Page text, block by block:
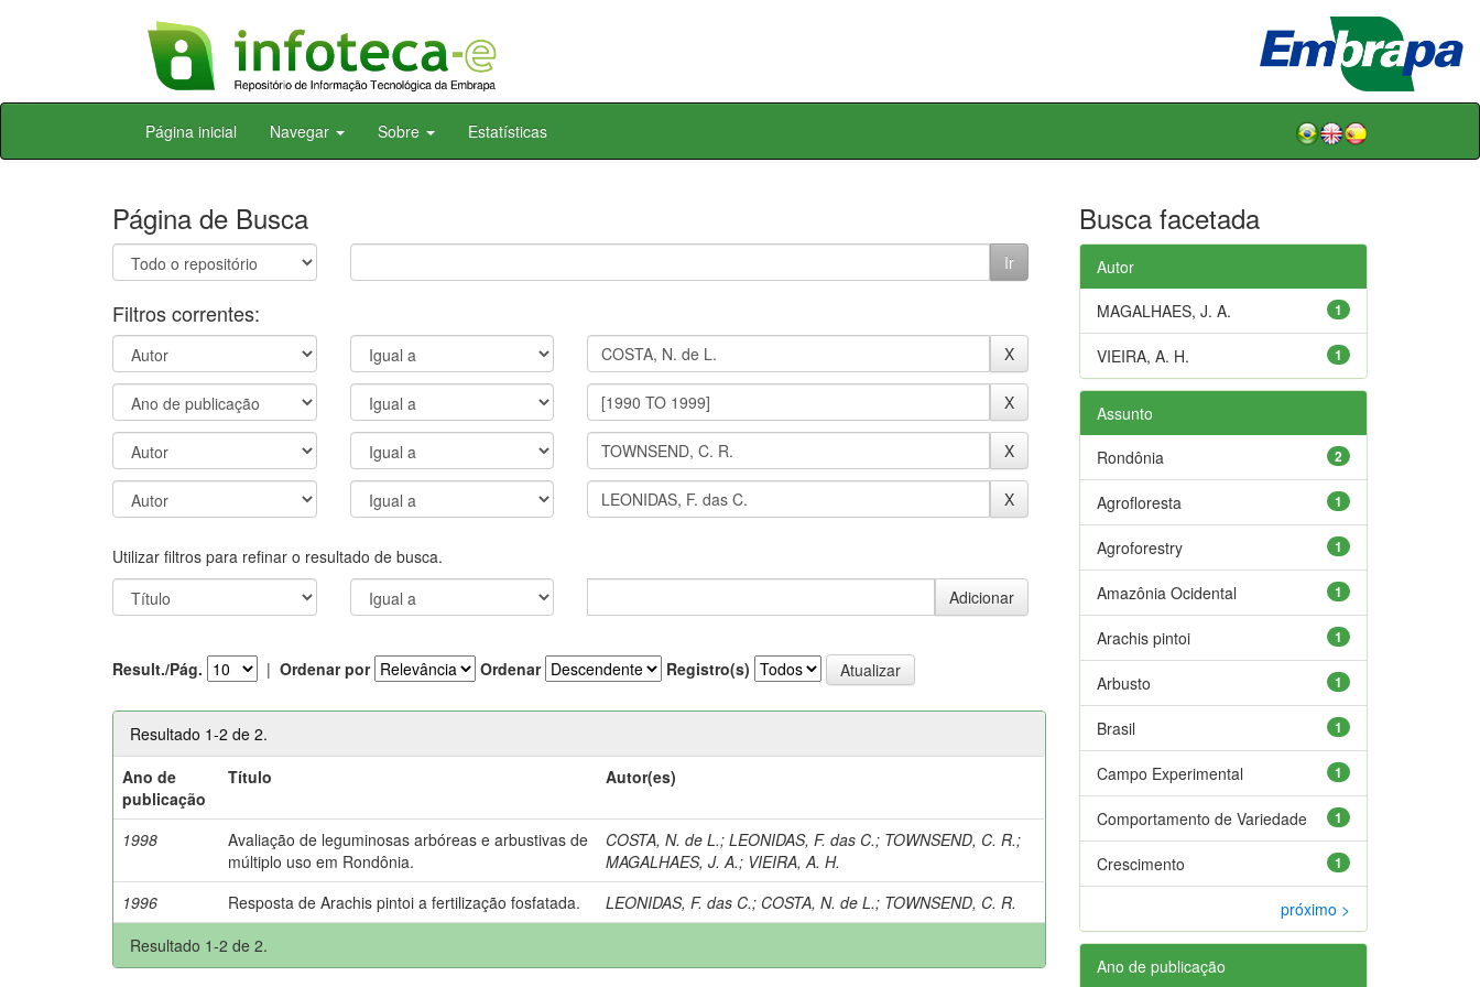
Skip
Página inicial Navegar Sobre Estatísticas
Página de Busca
Filtros correntes:
Utilizar filtros para refinar o resultado de busca.
Result./Pág. | Ordenar por Ordenar Registro(s)
Resultado 1-2 de 2.
Ano de
publicação
Título Autor(es)
1998
Avaliação de leguminosas arbóreas e arbustivas de
múltiplo uso em Rondônia.
COSTA, N. de L.;LEONIDAS, F. das C.; TOWNSEND, C. R.;
MAGALHAES, J. A.; VIEIRA, A. H.
1996
Resposta de Arachis pintoi a fertilização fosfatada. LEONIDAS, F. das C.; COSTA, N. de L.; TOWNSEND, C. R.
Resultado 1-2 de 2.
Busca facetada
Autor
1
MAGALHAES, J. A.
1
VIEIRA, A. H.
Assunto
2
Rondônia
1
Agrofloresta
1
Agroforestry
1
Amazônia Ocidental
1
Arachis pintoi
1
Arbusto
1
Brasil
1
Campo Experimental
1
Comportamento de Variedade
1
Crescimento
próximo >
Ano de publicação